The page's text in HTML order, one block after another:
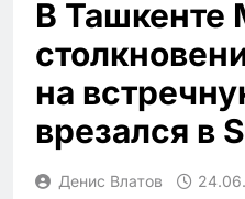
В Ташкенте
на
врезался в
Денис Влатов